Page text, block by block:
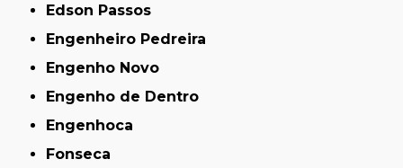
Edson Passos
Engenheiro Pedreira
Engenho Novo
Engenho de Dentro
Engenhoca
Fonseca